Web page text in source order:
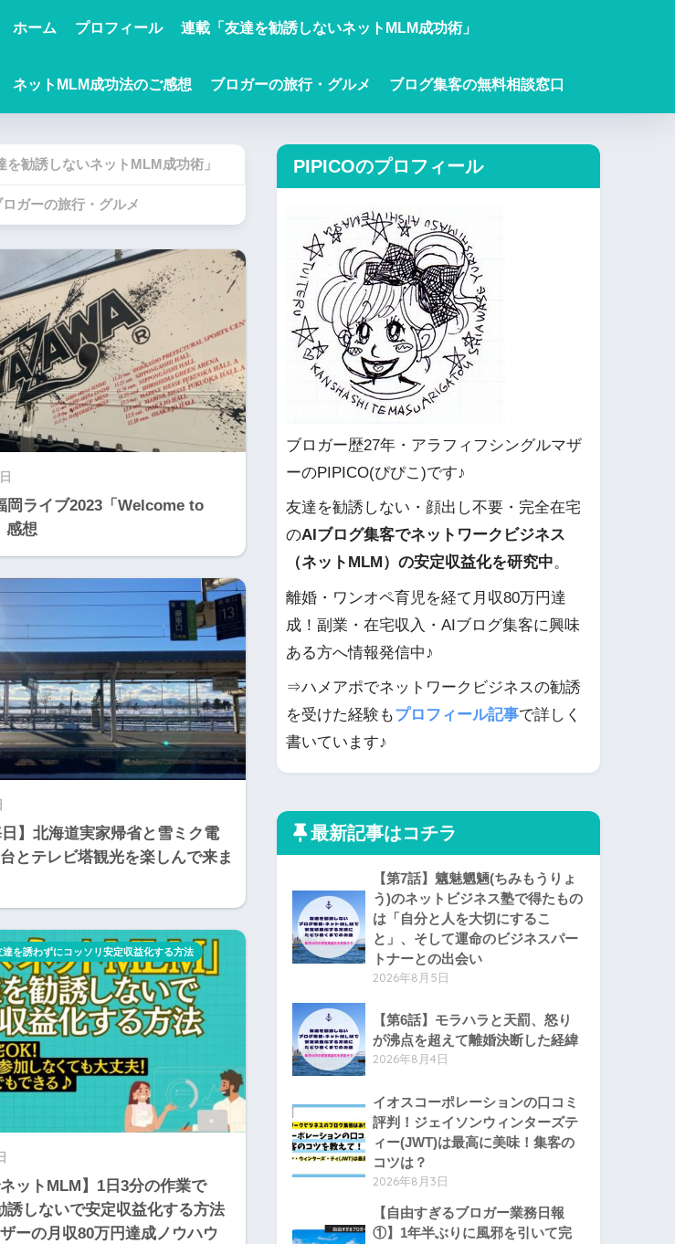
ホーム プロフィール 連載「友達を勧誘しないネットMLM成功術」
ネットMLM成功法のご感想 ブロガーの旅行・グルメ ブログ集客の無料相談窓口
を勧誘しないネットMLM成功術」
ロガーの旅行・グルメ
岡ライブ2023「Welcome to
感想
日】北海道実家帰省と雪ミク電
とテレビ塔観光を楽しんで来ま
ネットMLM】1日3分の作業で
誘しないで安定収益化する方法
ザーの月収80万円達成ノウハウ
を誘わずにコッソリ安定収益化する方法
PIPICOのプロフィール
ブロガー歴27年・アラフィフシングルマザ
ーのPIPICO(ぴぴこ)です♪
友達を勧誘しない・顔出し不要・完全在宅
のAIブログ集客でネットワークビジネス
（ネットMLM）の安定収益化を研究中。
離婚・ワンオペ育児を経て月収80万円達
成！副業・在宅収入・AIブログ集客に興味
ある方へ情報発信中♪
⇒ハメアポでネットワークビジネスの勧誘
を受けた経験もプロフィール記事で詳しく
書いています♪
最新記事はコチラ
【第7話】魑魅魍魎(ちみもうりょ
う)のネットビジネス塾で得たもの
は「自分と人を大切にするこ
と」、そして運命のビジネスパー
トナーとの出会い
2026年8月5日
【第6話】モラハラと天罰、怒り
が沸点を超えて離婚決断した経緯
2026年8月4日
イオスコーポレーションの口コミ
評判！ジェイソンウィンターズテ
ィー(JWT)は最高に美味！集客の
コツは？
2026年8月3日
【自由すぎるブロガー業務日報
①】1年半ぶりに風邪を引いて完